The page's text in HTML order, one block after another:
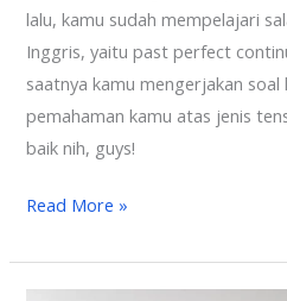
lalu, kamu sudah mempelajari
Inggris, yaitu past perfect
saatnya kamu mengerjakan
pemahaman kamu atas jenis
baik nih, guys!
Read More »